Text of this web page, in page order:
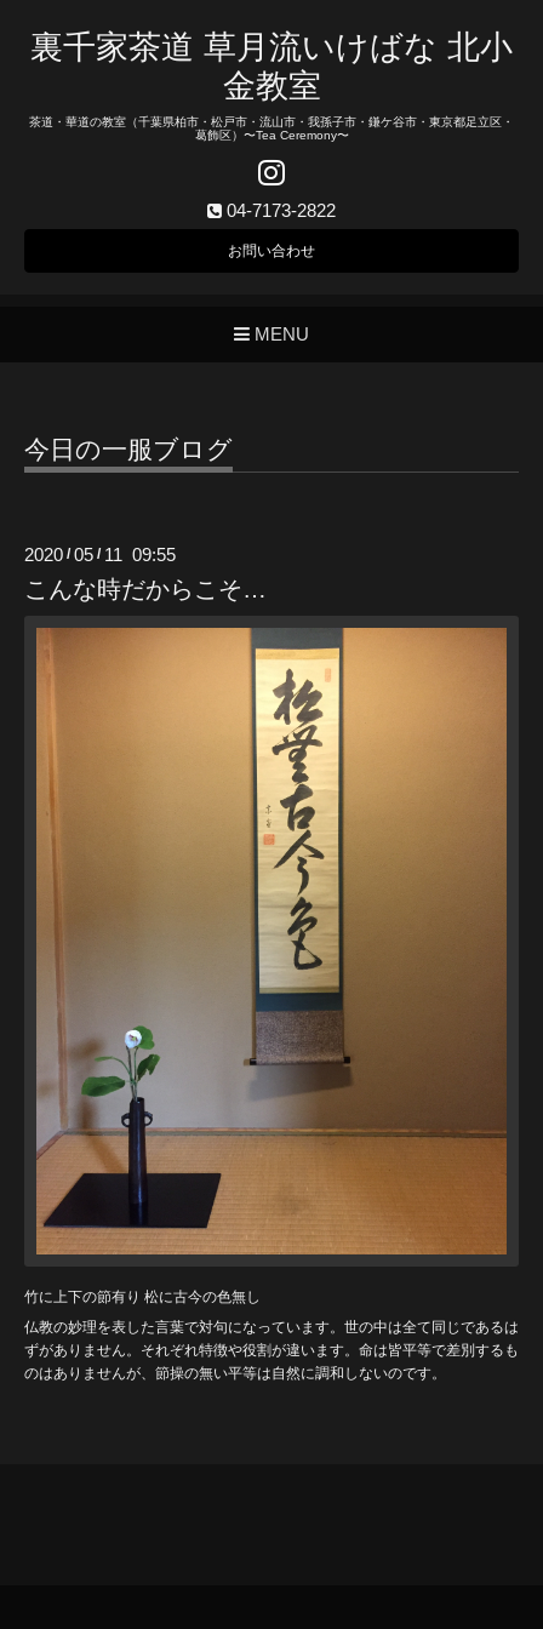
裏千家茶道 草月流いけばな 北小
金教室
茶道・華道の教室（千葉県柏市・松戸市・流山市・我孫子市・鎌ケ谷市・東京都足立区・
葛飾区）〜Tea Ceremony〜
04-7173-2822
お問い合わせ
MENU
今日の一服ブログ
2020 /05 / 11 09:55
こんな時だからこそ…
竹に上下の節有り 松に古今の色無し
仏教の妙理を表した言葉で対句になっています。世の中は全て同じであるは
ずがありません。それぞれ特徴や役割が違います。命は皆平等で差別するも
のはありませんが、節操の無い平等は自然に調和しないのです。